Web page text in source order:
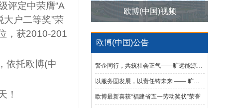
评定中荣膺“A
户二等奖”荣
，获2010-201
依托欧博(中
！
欧博(中国)视频
欧博(中国)公告
警企同行，共筑社会正气——旷远能源向省公安民警英烈基金会捐赠20万元
以服务固发展，以责任铸未来 —— 旷远欧博(中国)蝉联2024福建省服务业100强并荣获省社会责任100佳荣誉称号
欧博最新喜获“福建省五一劳动奖状”荣誉